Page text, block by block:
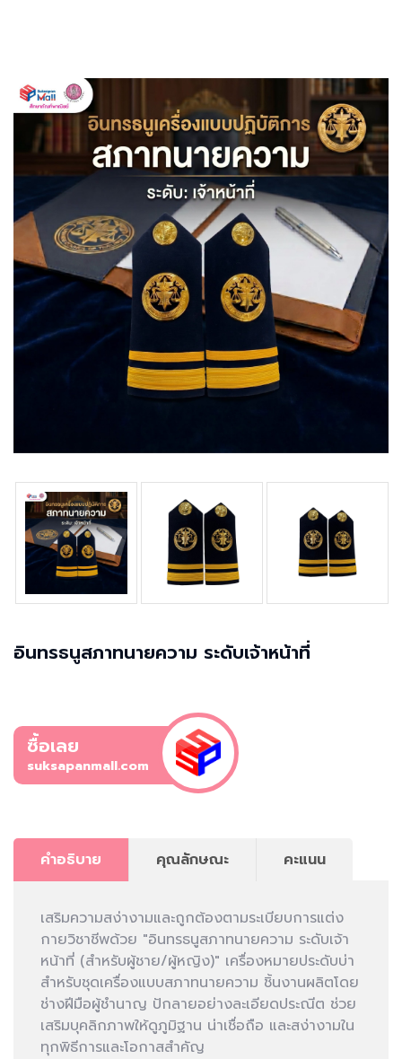
อินทรธนูสภาทนายความ ระดับเจ้าหน้าที่
ซื้อเลย
suksapanmall.com
คำอธิบาย คุณลักษณะ คะแนน
เสริมความสง่างามและถูกต้องตามระเบียบการแต่ง
กายวิชาชีพด้วย "อินทรธนูสภาทนายความ ระดับเจ้า
หน้าที่ (สำหรับผู้ชาย/ผู้หญิง)" เครื่องหมายประดับบ่า
สำหรับชุดเครื่องแบบสภาทนายความ ชิ้นงานผลิตโดย
ช่างฝีมือผู้ชำนาญ ปักลายอย่างละเอียดประณีต ช่วย
เสริมบุคลิกภาพให้ดูภูมิฐาน น่าเชื่อถือ และสง่างามใน
ทุกพิธีการและโอกาสสำคัญ